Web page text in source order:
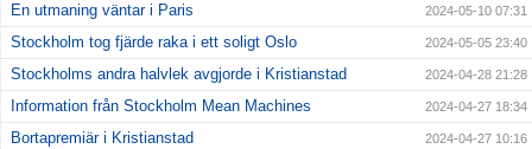
En utmaning väntar i Paris 2024-05-10 07:31
Stockholm tog fjärde raka i ett soligt Oslo 2024-05-05 23:40
Stockholms andra halvlek avgjorde i Kristianstad 2024-04-28 21:28
Information från Stockholm Mean Machines 2024-04-27 18:34
Bortapremiär i Kristianstad 2024-04-27 10:16